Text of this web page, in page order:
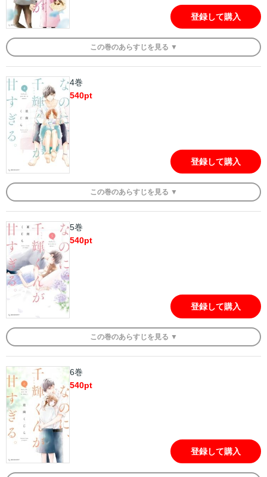
登録して購入
この巻のあらすじを 見る ▼
4巻
540pt
登録して購入
この巻のあらすじを 見る ▼
5巻
540pt
登録して購入
この巻のあらすじを 見る ▼
6巻
540pt
登録して購入